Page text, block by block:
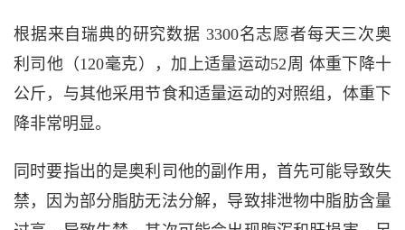
根据来自瑞典的研究数据 3300名志愿者每天三次奥
利司他（120毫克），加上适量运动52周 体重下降十
公斤，与其他采用节食和适量运动的对照组，体重下
降非常明显。
同时要指出的是奥利司他的副作用，首先可能导致失
禁，因为部分脂肪无法分解，导致排泄物中脂肪含量